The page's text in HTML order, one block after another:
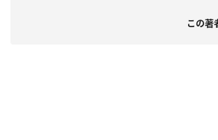
この